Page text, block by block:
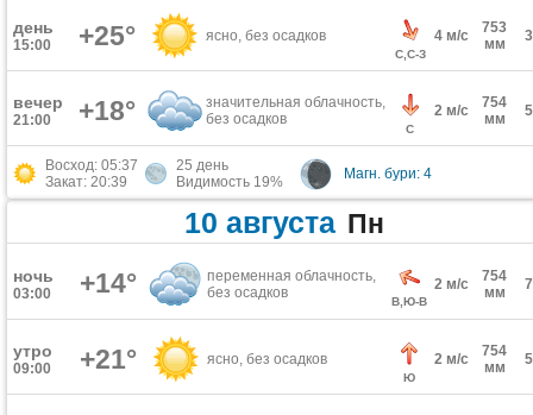
день
15:00 +25° ясно, без осадков
С,С-З
4 м/с
753
мм
вечер
21:00 +18°
значительная облачность,
без осадков
С
2 м/с
754
мм
Восход: 05:37
Закат: 20:39
25 день
Видимость 19%
Магн. бури: 4
10 августа Пн
ночь
03:00 +14°
переменная облачность,
без осадков
В,Ю-В
2 м/с
754
мм
утро
09:00 +21° ясно, без осадков
Ю
2 м/с
754
мм